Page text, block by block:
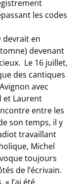
les codes
devrait en
devenant
Le 16 juillet,
des cantiques
avec
et Laurent
entre les
son temps, il y
travaillant
Michel
toujours
de l’écrivain.